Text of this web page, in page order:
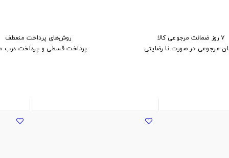
۷ روز ضمانت مرجوعی کالا
مرجوعی در صورت نا رضایتی
روش‌های پرداخت منعطف
پرداخت قسطی و پرداخت درب